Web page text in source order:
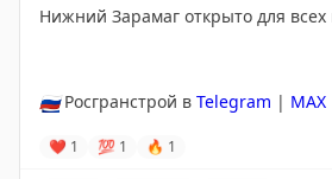
Нижний Зарамаг открыто для всех
🇷🇺Росгранстрой в Telegram | MAX
❤ 1 💯 1 🔥 1